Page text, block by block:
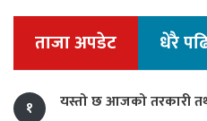
ताजा अपडेट धेरै
१ यस्तो छ आजको तरकारी